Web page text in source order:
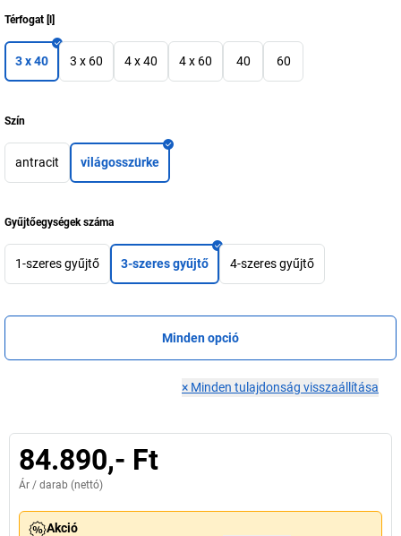
Térfogat [ ]
3 x 40 3 x 60 4 x 40 4 x 60 40 60
Szín
antracit világosszürke
Gyűjtőegységek száma
1-szeres gyűjtő 3-szeres gyűjtő 4-szeres gyűjtő
Minden opció
× Minden tulajdonság visszaállítása
84.890,- Ft
Ár / darab (nettó)
Akció